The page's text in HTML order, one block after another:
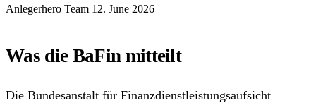
Anlegerhero Team 12. June 2026
Was die BaFin mitteilt
Die Bundesanstalt für Finanzdienstleistungsaufsicht